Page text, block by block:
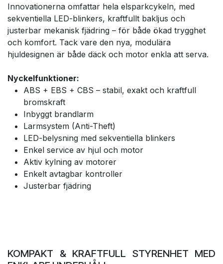
Innovationerna omfattar hela elsparkcykeln, med
sekventiella LED-blinkers, kraftfullt bakljus och
justerbar mekanisk fjädring – för både ökad trygghet
och komfort. Tack vare den nya, modulära
hjuldesignen är både däck och motor enkla att serva.
Nyckelfunktioner:
ABS + EBS + CBS – stabil, exakt och kraftfull
bromskraft
Inbyggt brandlarm
Larmsystem (Anti-Theft)
LED-belysning med sekventiella blinkers
Enkel service av hjul och motor
Aktiv kylning av motorer
Enkelt avtagbar kontroller
Justerbar fjädring
KOMPAKT & KRAFTFULL STYRENHET MED